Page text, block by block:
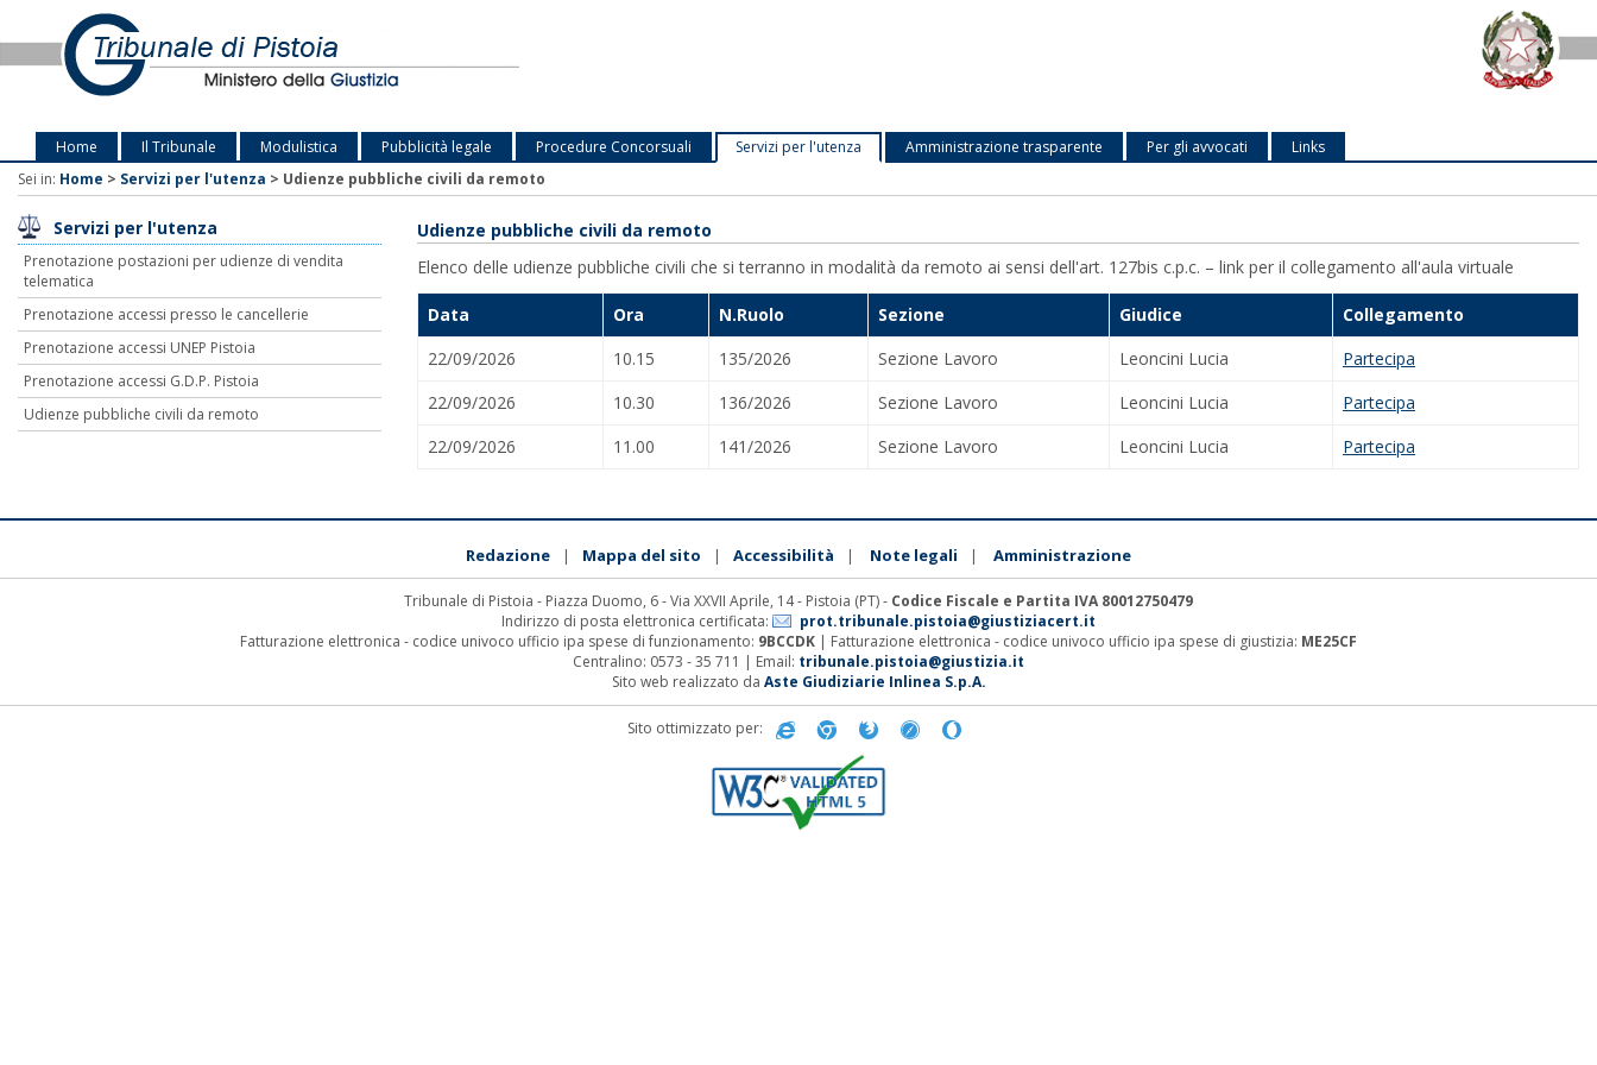
Home Il Tribunale Modulistica Pubblicità legale Procedure Concorsuali Servizi per l'utenza Amministrazione trasparente Per gli avvocati
Links
Sei in: Home > Servizi per l'utenza > Udienze pubbliche civili da remoto
Servizi per l'utenza
Prenotazione postazioni per udienze di vendita
telematica
Prenotazione accessi presso le cancellerie
Prenotazione accessi UNEP Pistoia
Prenotazione accessi G.D.P. Pistoia
Udienze pubbliche civili da remoto
Udienze pubbliche civili da remoto
Elenco delle udienze pubbliche civili che si terranno in modalità da remoto ai sensi dell'art. 127bis c.p.c. – link per il collegamento all'aula virtuale
Data Ora N.Ruolo Sezione Giudice
Collegamento
22/09/2026
10.15 135/2026 Sezione Lavoro Leoncini Lucia
Partecipa
22/09/2026
10.30 136/2026 Sezione Lavoro Leoncini Lucia
Partecipa
22/09/2026
11.00 141/2026 Sezione Lavoro Leoncini Lucia Partecipa
Redazione | Mappa del sito | Accessibilità | Note legali | Amministrazione
Tribunale di Pistoia - Piazza Duomo, 6 - Via XXVII Aprile, 14 - Pistoia (PT) - Codice Fiscale e Partita IVA 80012750479
Indirizzo di posta elettronica certificata:
prot.tribunale.pistoia@giustiziacert.it
Fatturazione elettronica - codice univoco ufficio ipa spese di funzionamento: 9BCCDK | Fatturazione elettronica - codice univoco ufficio ipa spese di giustizia: ME25CF
Centralino: 0573 - 35 711 | Email: tribunale.pistoia@giustizia.it
Sito web realizzato da Aste Giudiziarie Inlinea S.p.A.
Sito ottimizzato per: